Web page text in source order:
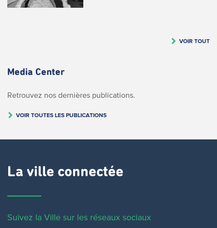
VOIR TOUT
Media Center
Retrouvez nos dernières publications.
VOIR TOUTES LES PUBLICATIONS
La ville connectée
Suivez la Ville sur les réseaux sociaux